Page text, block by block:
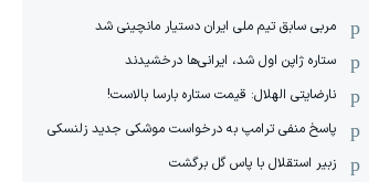
مربی سابق تیم ملی ایران دستیار مانچینی شد
ستاره ژاپن اول شد، ایرانی‌ها درخشیدند
نارضایتی الهلال: قیمت ستاره بارسا بالاست!
پاسخ منفی ترامپ به درخواست موشکی جدید زلنسکی
زبیر استقلال با پاس گل برگشت